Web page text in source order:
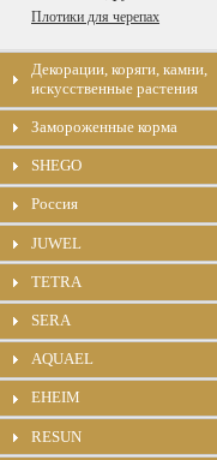
Плотики для черепах
Декорации, коряги, камни,
искусственные растения
Замороженные корма
SHEGO
Россия
JUWEL
TETRA
SERA
AQUAEL
EHEIM
RESUN